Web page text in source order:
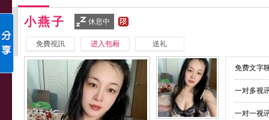
小燕子 休息中
免費視訊 进入包厢 送礼
免费文字
一对多视
一对一视